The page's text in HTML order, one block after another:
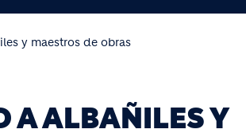
y maestros de obras
A ALBAÑILES Y